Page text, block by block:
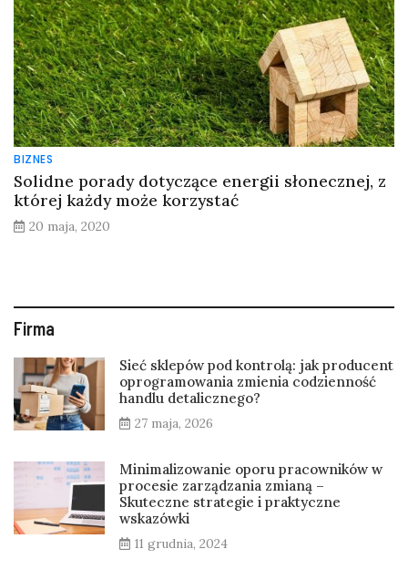
BIZNES
Solidne porady dotyczące energii słonecznej, z
której każdy może korzystać
20 maja, 2020
Firma
Sieć sklepów pod kontrolą: jak producent
oprogramowania zmienia codzienność
handlu detalicznego?
27 maja, 2026
Minimalizowanie oporu pracowników w
procesie zarządzania zmianą –
Skuteczne strategie i praktyczne
wskazówki
11 grudnia, 2024